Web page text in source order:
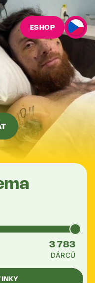
ESHOP
3 783
DÁRCŮ